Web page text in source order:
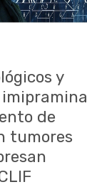
y
de
tumores